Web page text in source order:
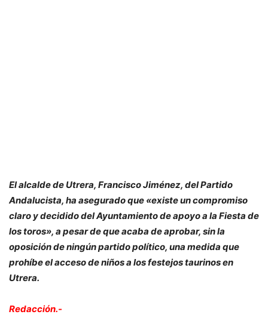
El alcalde de Utrera, Francisco Jiménez, del Partido
Andalucista, ha asegurado que «existe un compromiso
claro y decidido del Ayuntamiento de apoyo a la Fiesta de
los toros», a pesar de que acaba de aprobar, sin la
oposición de ningún partido político, una medida que
prohíbe el acceso de niños a los festejos taurinos en
Utrera.
Redacción.-